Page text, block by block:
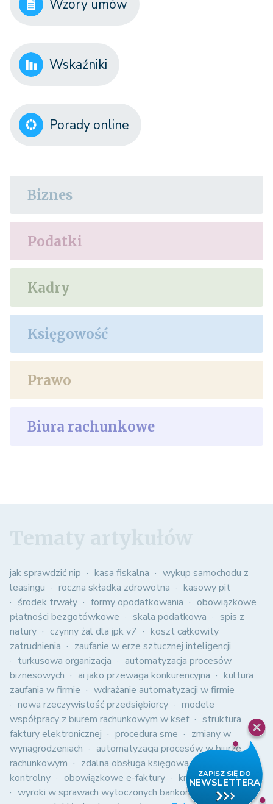
Wzory umów
Wskaźniki
Porady online
Biznes
Podatki
Kadry
Księgowość
Prawo
Biura rachunkowe
jak sprawdzić nip kasa fiskalna
wykup samochodu z
leasingu
roczna składka zdrowotna
kasowy pit
środek trwały
formy opodatkowania
obowiązkowe
płatności bezgotówkowe
skala podatkowa
spis z
natury
czynny żal dla jpk v7
koszt całkowity
zatrudnienia
zaufanie w erze sztucznej inteligencji
turkusowa organizacja
automatyzacja procesów
biznesowych
ai jako przewaga konkurencyjna
kultura
zaufania w firmie
wdrażanie automatyzacji w firmie
nowa rzeczywistość przedsiębiorcy
modele
współpracy z biurem rachunkowym w ksef
struktura
faktury elektronicznej
procedura sme
zmiany w
wynagrodzeniach
automatyzacja procesów w biurze
rachunkowym
zdalna obsługa księgowa
kontrolny
obowiązkowe e-faktury
kredyt 2%
wyroki w sprawach wytoczonych bankom
polski ład